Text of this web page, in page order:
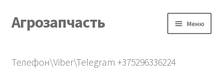
Перейти
к
Перейти
к
Агрозапчасть Меню
Телефон\Viber\Telegram +375296336224